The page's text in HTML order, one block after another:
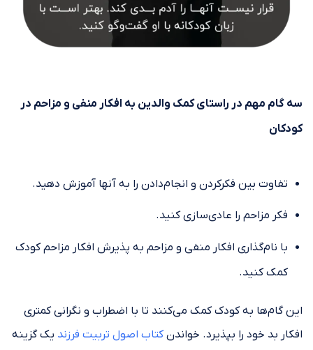
سه گام مهم در راستای کمک والدین به افکار منفی و مزاحم در
کودکان
تفاوت بین فکرکردن و انجام‌دادن را به آنها آموزش دهید.
فکر مزاحم را عادی‌سازی کنید.
با نام‌گذاری افکار منفی و مزاحم به پذیرش افکار مزاحم کودک
کمک کنید.
این گام‌ها به کودک کمک می‌کنند تا با اضطراب و نگرانی کمتری
افکار بد خود را بپذیرد. خواندنکتاب اصول تربیت فرزند یک گزینه